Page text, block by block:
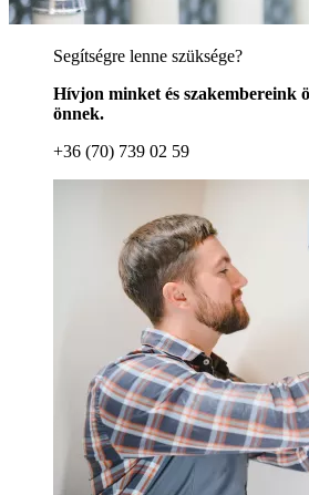
Segítségre lenne szüksége?
Hívjon minket és szakembereink
önnek.
+36 (70) 739 02 59